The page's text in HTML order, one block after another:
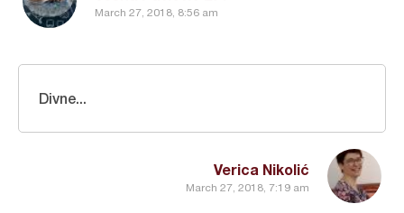
March 27, 2018, 8:56 am
Verica Nikolić
March 27, 2018, 7:19 am
Divne...